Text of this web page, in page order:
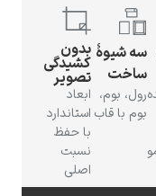
بدون
کشیدگی
تصویر
ابعاد
استاندارد
نسبت